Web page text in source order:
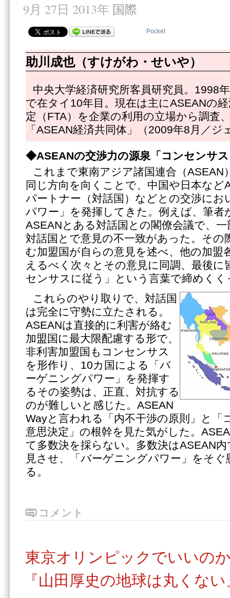
9月 27日 2013年 国際
Pocket
助川成也（すけがわ・せいや）
中央大学経済研究所客員研究員。1998
で在タイ10年目。現在は主にASEANの
定（FTA）を企業の利用の立場から調査
「ASEAN経済共同体」（2009年8月／
◆ASEANの交渉力の源泉「コンセンサ
これまで東南アジア諸国連合（ASEAN
同じ方向を向くことで、中国や日本など
パートナー（対話国）などとの交渉にお
パワー」を発揮してきた。例えば、筆者
ASEANとある対話国との閣僚会議で、
対話国とで意見の不一致があった。その
む加盟国が自らの意見を述べ、他の加盟
えるべく次々とその意見に同調、最後に
センサスに従う」という言葉で締めくく
これらのやり取りで、対話国
は完全に守勢に立たされる。
ASEANは直接的に利害が絡む
加盟国に最大限配慮する形で、
非利害加盟国もコンセンサス
を形作り、10カ国による「バ
ーゲニングパワー」を発揮す
るその姿勢は、正直、対抗する
のが難しいと感じた。ASEAN
Wayと言われる「内不干渉の原則」と「
意思決定」の根幹を見た気がした。
て多数決を採らない。多数決はASEAN
見させ、「バーゲニングパワー」をそ
る。
コメント
東京オリンピックでいいの
『山田厚史の地球は丸くな